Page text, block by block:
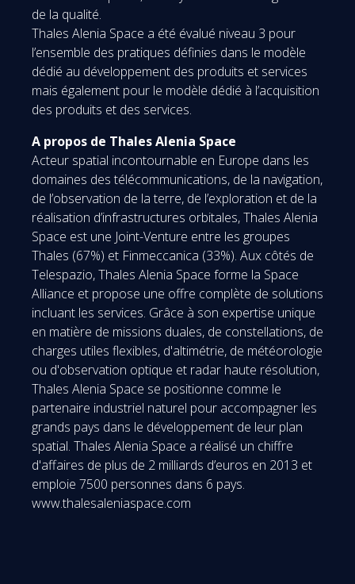
de la qualité.
Thales Alenia Space a été évalué niveau 3 pour
l’ensemble des pratiques définies dans le modèle
dédié au développement des produits et services
mais également pour le modèle dédié à l’acquisition
des produits et des services.
A propos de Thales Alenia Space
Acteur spatial incontournable en Europe dans les
domaines des télécommunications, de la navigation,
de l’observation de la terre, de l’exploration et de la
réalisation d’infrastructures orbitales, Thales Alenia
Space est une Joint-Venture entre les groupes
Thales (67%) et Finmeccanica (33%). Aux côtés de
Telespazio, Thales Alenia Space forme la Space
Alliance et propose une offre complète de solutions
incluant les services. Grâce à son expertise unique
en matière de missions duales, de constellations, de
charges utiles flexibles, d'altimétrie, de météorologie
ou d'observation optique et radar haute résolution,
Thales Alenia Space se positionne comme le
partenaire industriel naturel pour accompagner les
grands pays dans le développement de leur plan
spatial. Thales Alenia Space a réalisé un chiffre
d'affaires de plus de 2 milliards d’euros en 2013 et
emploie 7500 personnes dans 6 pays.
www.thalesaleniaspace.com